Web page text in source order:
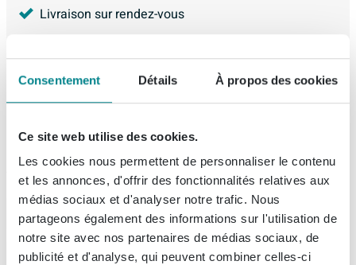
Consentement Détails À propos des cookies
Ce site web utilise des cookies.
Les cookies nous permettent de personnaliser le contenu
et les annonces, d'offrir des fonctionnalités relatives aux
médias sociaux et d'analyser notre trafic. Nous
partageons également des informations sur l'utilisation de
notre site avec nos partenaires de médias sociaux, de
publicité et d'analyse, qui peuvent combiner celles-ci
Livraison sur rendez-vous
Garantie de 5 ans
Garantie Meilleur Prix
4.227
avis, avec une évaluation de
Description
INK Meuble sous-lavabo - 60x45x52cm - 2
Spécifications